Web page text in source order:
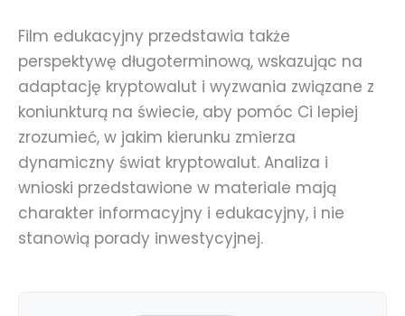
Film edukacyjny przedstawia także
perspektywę długoterminową, wskazując na
adaptację kryptowalut i wyzwania związane z
koniunkturą na świecie, aby pomóc Ci lepiej
zrozumieć, w jakim kierunku zmierza
dynamiczny świat kryptowalut. Analiza i
wnioski przedstawione w materiale mają
charakter informacyjny i edukacyjny, i nie
stanowią porady inwestycyjnej.